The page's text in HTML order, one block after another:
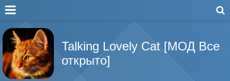
Talking Lovely Cat [МОД Все
открыто]